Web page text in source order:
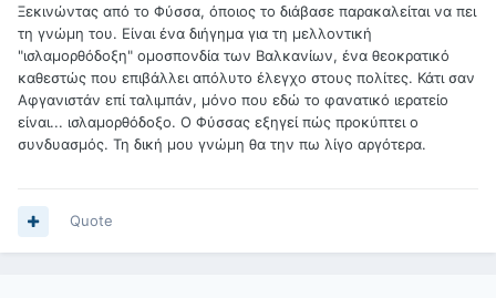
Ξεκινώντας από το Φύσσα, όποιος το διάβασε παρακαλείται να πει
τη γνώμη του. Είναι ένα διήγημα για τη μελλοντική
"ισλαμορθόδοξη" ομοσπονδία των Βαλκανίων, ένα θεοκρατικό
καθεστώς που επιβάλλει απόλυτο έλεγχο στους πολίτες. Κάτι σαν
Αφγανιστάν επί ταλιμπάν, μόνο που εδώ το φανατικό ιερατείο
είναι... ισλαμορθόδοξο. Ο Φύσσας εξηγεί πώς προκύπτει ο
συνδυασμός. Τη δική μου γνώμη θα την πω λίγο αργότερα.
Quote